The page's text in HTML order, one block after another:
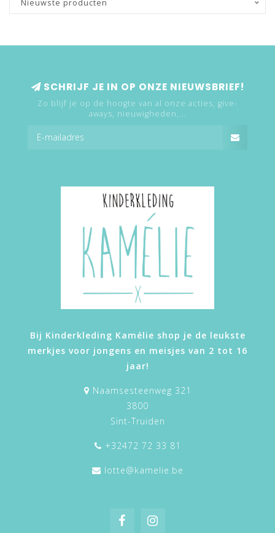
Nieuwste producten
SCHRIJF JE IN OP ONZE NIEUWSBRIEF!
Zo blijf je op de hoogte van al onze acties, give-
aways, nieuwigheden,...
Bij Kinderkleding Kamélie shop je de leukste
merkjes voor jongens en meisjes van 2 tot 16
jaar!
Naamsesteenweg 321
3800
Sint-Truiden
+32472 72 33 81
lotte@kamelie.be